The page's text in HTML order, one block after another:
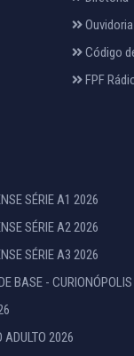
Ouvidoria
Código
FPF
SÉRIE A1 2026
SÉRIE A2 2026
SÉRIE A3 2026
BASE -
ADULTO 2026